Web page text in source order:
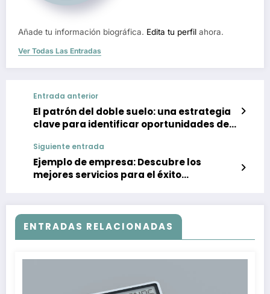
Añade tu información biográfica. Edita tu perfil ahora.
Ver Todas Las Entradas
Entrada anterior
El patrón del doble suelo: una estrategia
clave para identificar oportunidades de
Siguiente entrada
Ejemplo de empresa: Descubre los
mejores servicios para el éxito
ENTRADAS RELACIONADAS